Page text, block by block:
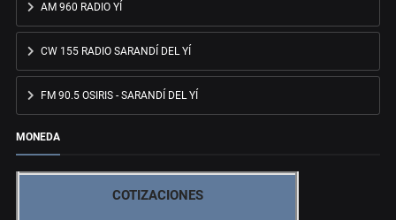
AM 960 RADIO YÍ
CW 155 RADIO SARANDÍ DEL YÍ
FM 90.5 OSIRIS - SARANDÍ DEL YÍ
MONEDA
COTIZACIONES